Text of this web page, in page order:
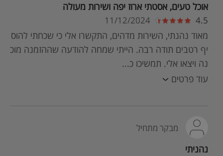
אוכל טעים, אסטתי ארוז יפה ושירות מעולה
4.5
11/12/2024
מאוד נהנתי, השירות מדהים, התקשרו אלי כי שכחתי להוס
יף רטבים תודה רבה. הייתי שמחה להודעה שההזמנה מוכ
נה ויצאו אלי. תמשיכו כ...
עוד פרטים
מבקר מתחיל
נהניתי